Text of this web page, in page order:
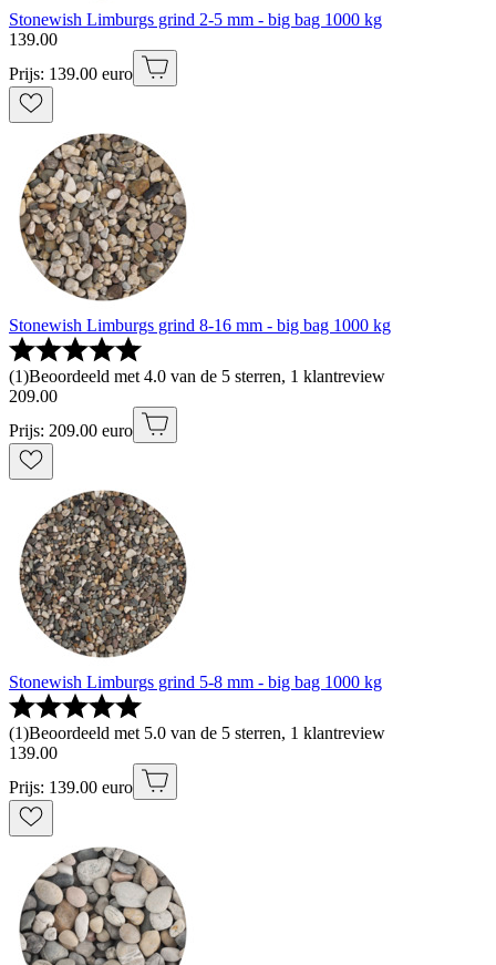
Stonewish Limburgs grind 2-5 mm - big bag 1000 kg
139.00
Prijs: 139.00 euro
Stonewish Limburgs grind 8-16 mm - big bag 1000 kg
(1)Beoordeeld met 4.0 van de 5 sterren, 1 klantreview
209.00
Prijs: 209.00 euro
Stonewish Limburgs grind 5-8 mm - big bag 1000 kg
(1)Beoordeeld met 5.0 van de 5 sterren, 1 klantreview
139.00
Prijs: 139.00 euro